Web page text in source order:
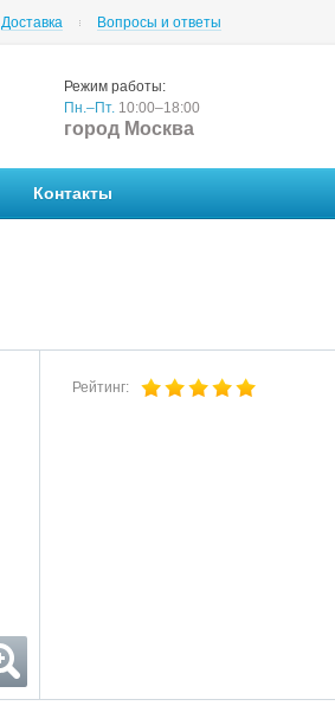
Доставка Вопросы и ответы
Режим работы:
Пн.–Пт. 10:00–18:00
город Москва
Контакты
Рейтинг: